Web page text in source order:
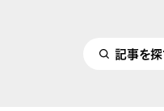
記事を